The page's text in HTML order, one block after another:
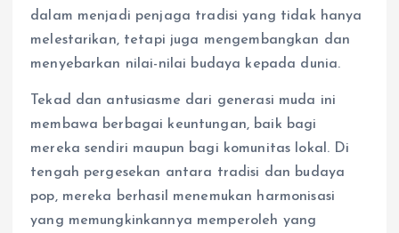
dalam menjadi penjaga tradisi yang tidak hanya
melestarikan, tetapi juga mengembangkan dan
menyebarkan nilai-nilai budaya kepada dunia.
Tekad dan antusiasme dari generasi muda ini
membawa berbagai keuntungan, baik bagi
mereka sendiri maupun bagi komunitas lokal. Di
tengah pergesekan antara tradisi dan budaya
pop, mereka berhasil menemukan harmonisasi
yang memungkinkannya memperoleh yang